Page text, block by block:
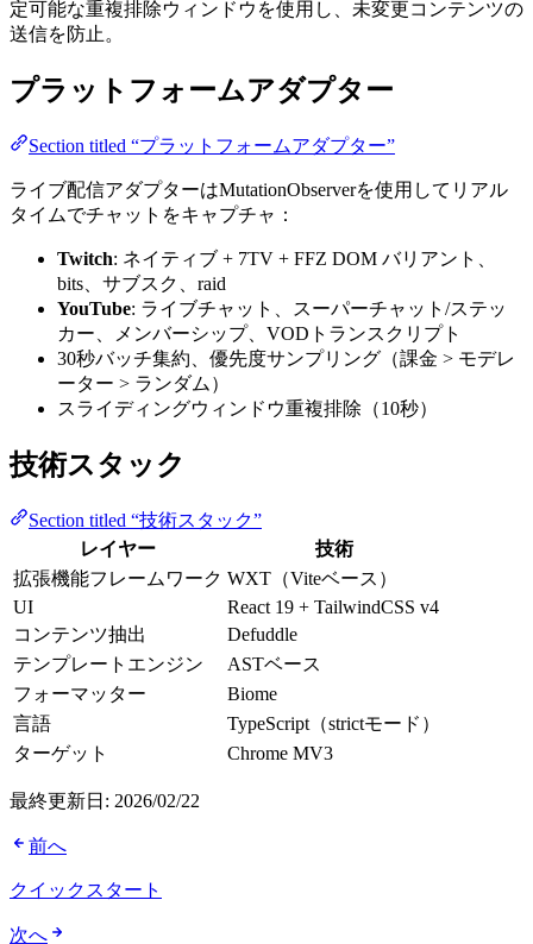
定可能な重複排除ウィンドウを使用し、未変更コンテンツの
送信を防止。
プラットフォームアダプター
Section titled “プラットフォームアダプター”
ライブ配信アダプターはMutationObserverを使用してリアル
タイムでチャットをキャプチャ：
Twitch: ネイティブ + 7TV + FFZ DOM バリアント、
bits、サブスク、raid
YouTube: ライブチャット、スーパーチャット/ステッ
カー、メンバーシップ、VODトランスクリプト
30秒バッチ集約、優先度サンプリング（課金 > モデレ
ーター > ランダム）
スライディングウィンドウ重複排除（10秒）
技術スタック
Section titled “技術スタック”
レイヤー
技術
拡張機能フレームワーク WXT（Viteベース）
UI
React 19 + TailwindCSS v4
コンテンツ抽出
Defuddle
テンプレートエンジン
ASTベース
フォーマッター
Biome
言語
TypeScript（strictモード）
ターゲット
Chrome MV3
最終更新日: 2026/02/22
前へ
クイックスタート
次へ